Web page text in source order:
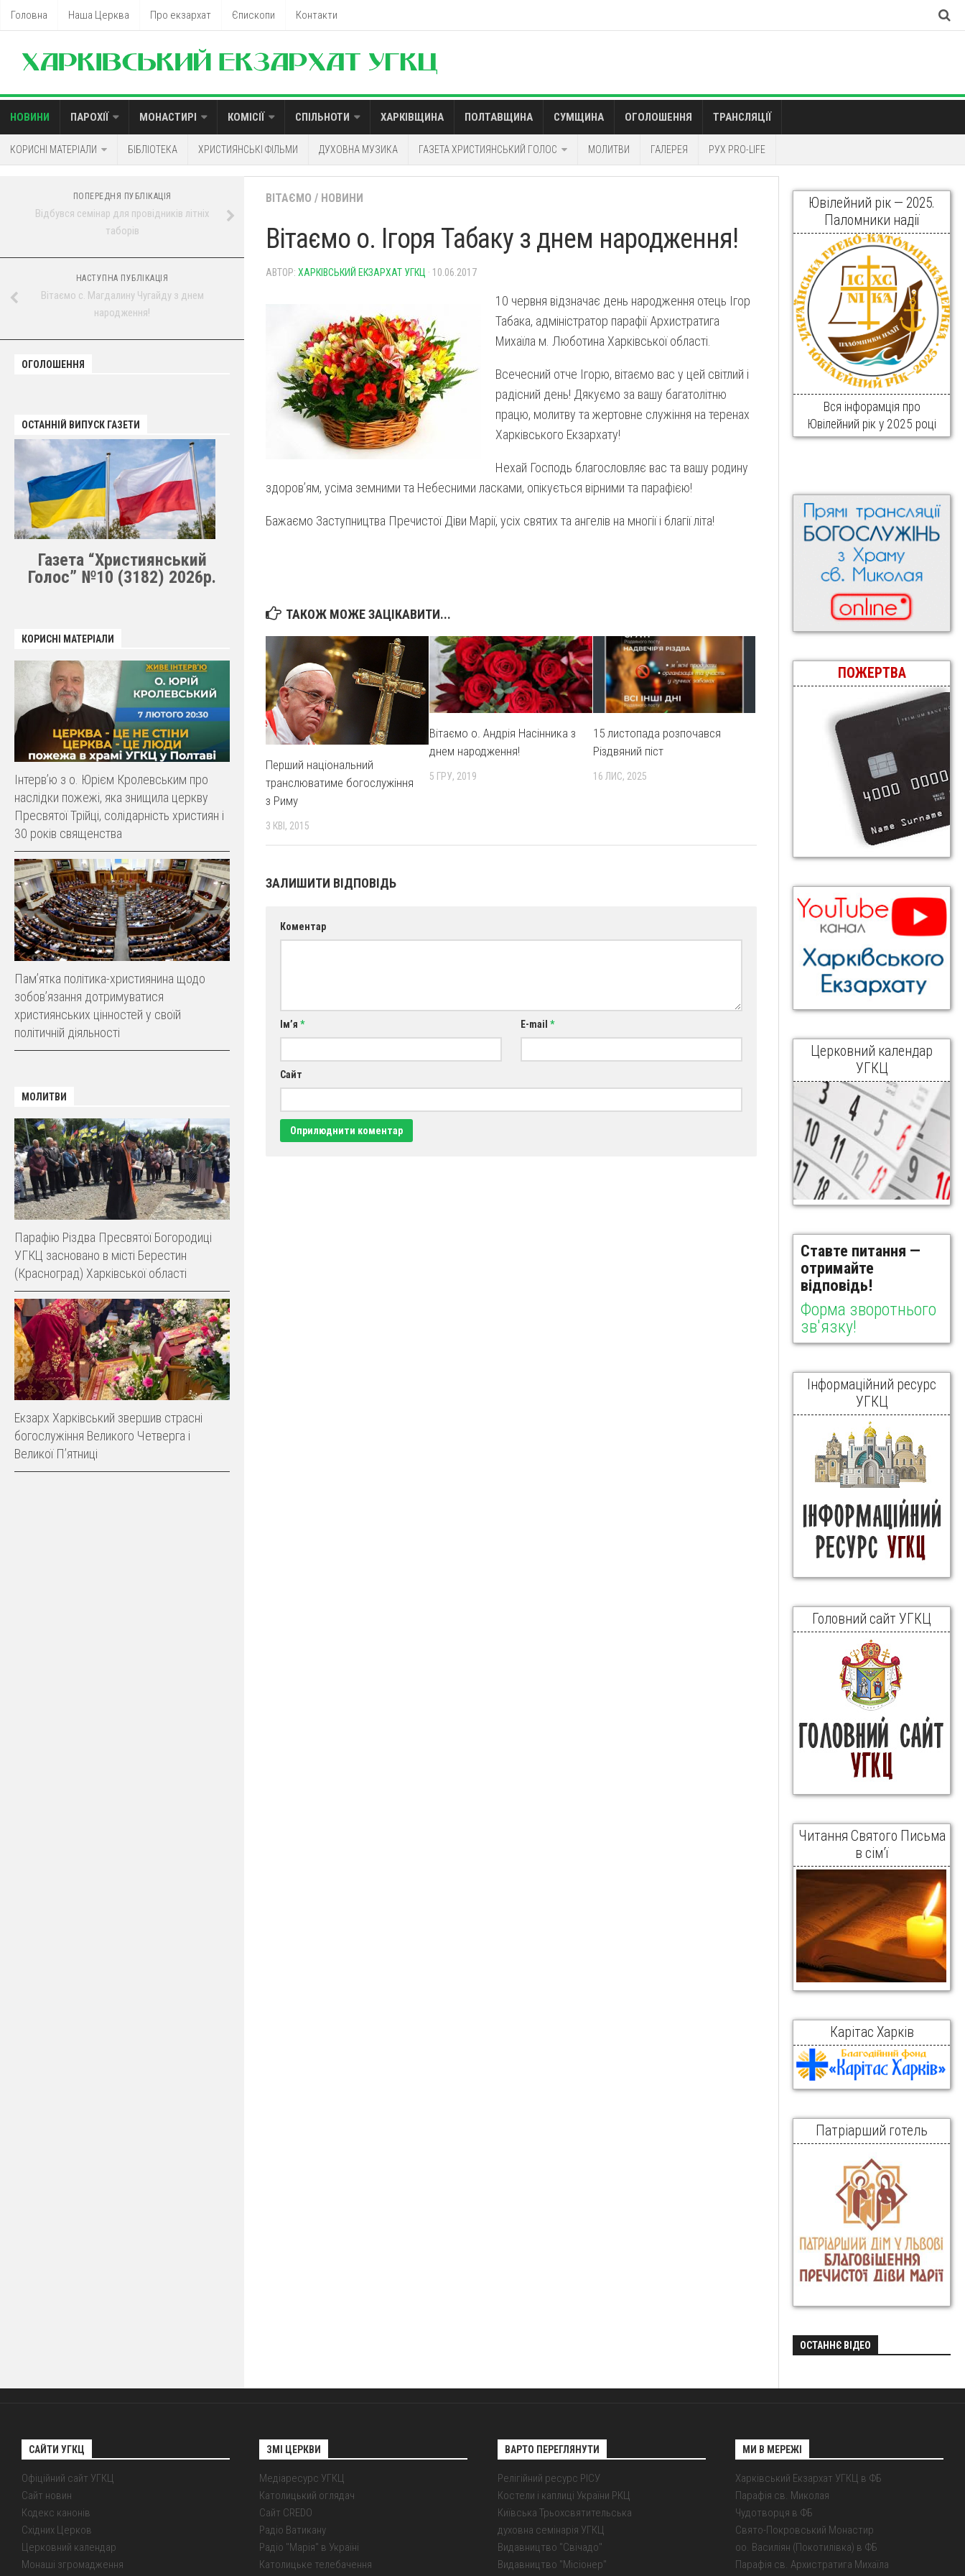
Головна Наша Церква Про екзархат Єпископи Контакти
НОВИНИ ПАРОХІЇ МОНАСТИРІ КОМІСІЇ СПІЛЬНОТИ ХАРКІВЩИНА ПОЛТАВЩИНА СУМЩИНА ОГОЛОШЕННЯ ТРАНСЛЯЦІЇ
КОРИСНІ МАТЕРІАЛИ БІБЛІОТЕКА ХРИСТИЯНСЬКІ ФІЛЬМИ ДУХОВНА МУЗИКА ГАЗЕТА ХРИСТИЯНСЬКИЙ ГОЛОС МОЛИТВИ ГАЛЕРЕЯ РУХ PRO-LIFE
ВІТАЄМО / НОВИНИ
Вітаємо о. Ігоря Табаку з днем народження!
АВТОР: ХАРКІВСЬКИЙ ЕКЗАРХАТ УГКЦ · 10.06.2017
10 червня відзначає день народження отець Ігор
Табака, адміністратор парафії Архистратига
Михаїла м. Люботина Харківської області.
Всечесний отче Ігорю, вітаємо вас у цей світлий і
радісний день! Дякуємо за вашу багатолітню
працю, молитву та жертовне служіння на теренах
Харківського Екзархату!
Нехай Господь благословляє вас та вашу родину
здоров’ям, усіма земними та Небесними ласками, опікується вірними та парафією!
Бажаємо Заступництва Пречистої Діви Марії, усіх святих та ангелів на многії і благії літа!
ТАКОЖ МОЖЕ ЗАЦІКАВИТИ...
Перший національний
транслюватиме богослужіння
з Риму
3 КВІ, 2015
Вітаємо о. Андрія Насінника з
днем народження!
5 ГРУ, 2019
15 листопада розпочався
Різдвяний піст
16 ЛИС, 2025
ЗАЛИШИТИ ВІДПОВІДЬ
Коментар
Ім’я * E-mail *
Сайт
ПОПЕРЕДНЯ ПУБЛІКАЦІЯ
Відбувся семінар для провідників літніх
таборів
НАСТУПНА ПУБЛІКАЦІЯ
Вітаємо с. Магдалину Чугайду з днем
народження!
ОГОЛОШЕННЯ
ОСТАННІЙ ВИПУСК ГАЗЕТИ
Газета “Християнський
Голос” №10 (3182) 2026р.
КОРИСНІ МАТЕРІАЛИ
Інтерв’ю з о. Юрієм Кролевським про
наслідки пожежі, яка знищила церкву
Пресвятої Трійці, солідарність християн і
30 років священства
Пам’ятка політика-християнина щодо
зобов’язання дотримуватися
християнських цінностей у своїй
політичній діяльності
МОЛИТВИ
Парафію Різдва Пресвятої Богородиці
УГКЦ засновано в місті Берестин
(Красноград) Харківської області
Екзарх Харківський звершив страсні
богослужіння Великого Четверга і
Великої Пʼятниці
Ювілейний рік — 2025.
Паломники надії
Вся інфорамція про
Ювілейний рік у 2025 році
ПОЖЕРТВА
Церковний календар
УГКЦ
Ставте питання —
отримайте
відповідь!
Форма зворотнього
зв'язку!
Інформаційний ресурс
УГКЦ
Головний сайт УГКЦ
Читання Святого Письма
в сім’ї
Карітас Харків
Патріарший готель
ОСТАННЄ ВІДЕО
САЙТИ УГКЦ
Офіційний сайт УГКЦ
Сайт новин
Кодекс канонів
Східних Церков
Церковний календар
Монаші згромадження
ЗМІ ЦЕРКВИ
Медіаресурс УГКЦ
Католицький оглядач
Сайт CREDO
Радіо Ватикану
Радіо "Марія" в Україні
Католицьке телебачення
ВАРТО ПЕРЕГЛЯНУТИ
Релігійний ресурс РІСУ
Костели і каплиці України РКЦ
Київська Трьохсвятительська
духовна семінарія УГКЦ
Видавництво "Свічадо"
Видавництво "Місіонер"
МИ В МЕРЕЖІ
Харківський Екзархат УГКЦ в ФБ
Парафія св. Миколая
Чудотворця в ФБ
Свято-Покровський Монастир
оо. Василіян (Покотилівка) в ФБ
Парафія св. Архистратига Михаїла